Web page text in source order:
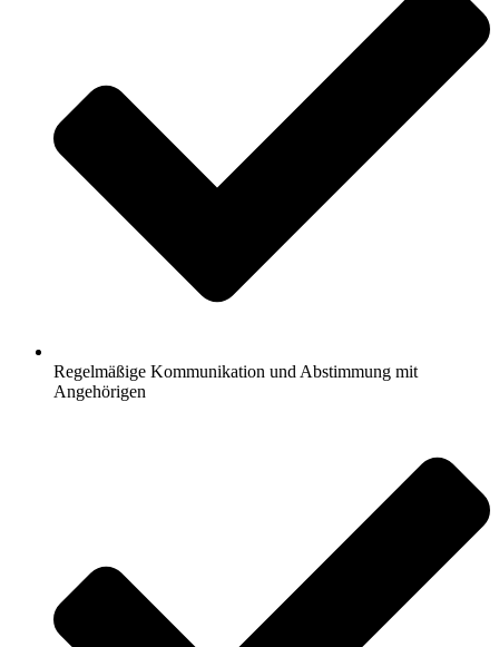
Regelmäßige Kommunikation und Abstimmung mit
Angehörigen